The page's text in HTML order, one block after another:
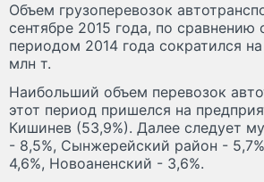
Объем грузоперевозок
сентябре 2015 года, по сравнению
периодом 2014 года сократился
млн т.
Наибольший объем перевозок
этот период пришелся на
Кишинев (53,9%). Далее следует
- 8,5%, Сынжерейский район -
4,6%, Новоаненский - 3,6%.